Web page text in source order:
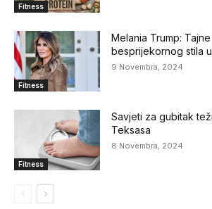
Fitness
Fitness
Melania Trump:
besprijekornog stila
9 Novembra, 2024
Fitness
Savjeti za gubitak
Teksasa
8 Novembra, 2024